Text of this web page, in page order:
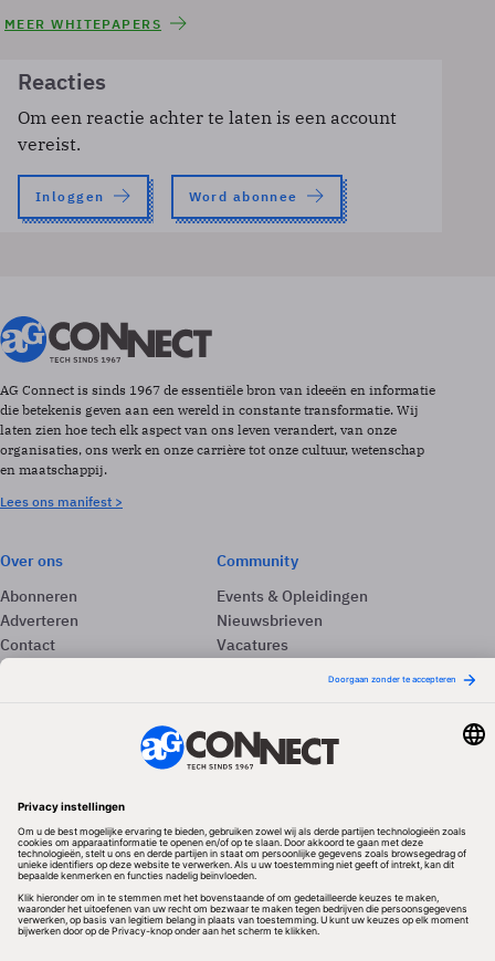
MEER WHITEPAPERS
Reacties
Om een reactie achter te laten is een account
vereist.
Inloggen Word abonnee
AG Connect is sinds 1967 de essentiële bron van ideeën en informatie
die betekenis geven aan een wereld in constante transformatie. Wij
laten zien hoe tech elk aspect van ons leven verandert, van onze
organisaties, ons werk en onze carrière tot onze cultuur, wetenschap
en maatschappij.
Lees ons manifest >
Over ons
Abonneren
Adverteren
Contact
Colofon
Community
Events & Opleidingen
Nieuwsbrieven
Vacatures
Redactionele partner